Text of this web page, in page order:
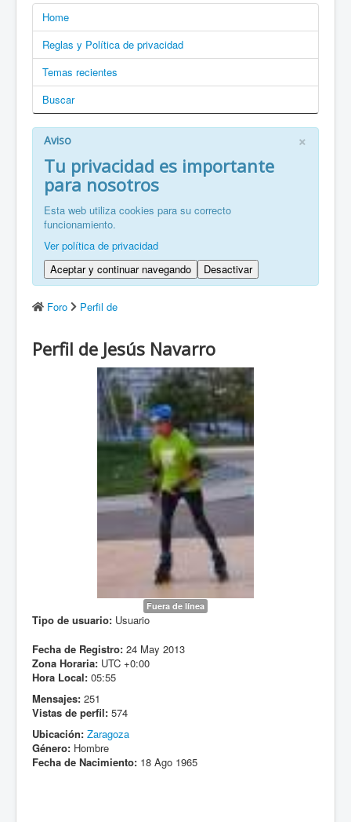
DE: Willkommen zu ZaragozaRoller!
PT: Bem vindo a ZaragozaRoller!
CAT: Benvingut a ZaragozaRoller!
GAL: Benvido a ZaragozaRoller!
FR: Bienvenu à ZaragozaRoller!
ZH: 欢迎来到萨拉戈萨轮滑协会！
Home
Reglas y Política de privacidad
Temas recientes
Buscar
×
Aviso
Tu privacidad es importante
para nosotros
Esta web utiliza cookies para su correcto
funcionamiento.
Ver política de privacidad
Aceptar y continuar navegando
Desactivar
Foro Perfil de
Perfil de Jesús Navarro
Fuera de línea
Tipo de usuario: Usuario
Fecha de Registro: 24 May 2013
Zona Horaria: UTC +0:00
Hora Local: 05:55
Mensajes: 251
Vistas de perfil: 574
Ubicación: Zaragoza
Género: Hombre
Fecha de Nacimiento: 18 Ago 1965